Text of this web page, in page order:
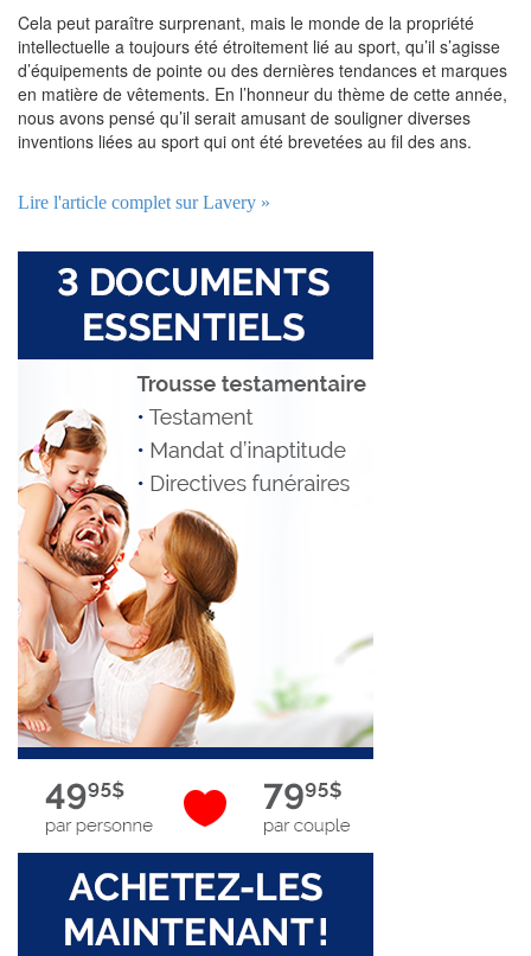
Cela peut paraître surprenant, mais le monde de la propriété
intellectuelle a toujours été étroitement lié au sport, qu’il s’agisse
d’équipements de pointe ou des dernières tendances et marques
en matière de vêtements. En l’honneur du thème de cette année,
nous avons pensé qu’il serait amusant de souligner diverses
inventions liées au sport qui ont été brevetées au fil des ans.
Lire l'article complet sur Lavery »